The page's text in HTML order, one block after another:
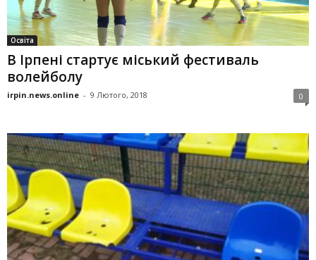
Освіта
В Ірпені стартує міський фестиваль
волейболу
irpin.news.online - 9 Лютого, 2018 0